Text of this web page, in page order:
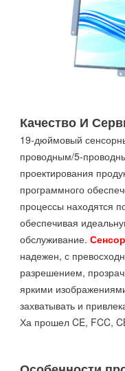
Качество И
19-дюймовый
проводным/5-
проектирования
программного
процессы находятся
обеспечивая
обслуживание.
надежен, с
разрешением,
яркими
захватывать и
Ха прошел CE, FCC,